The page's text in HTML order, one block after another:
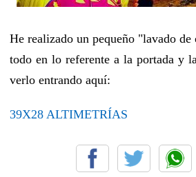
He realizado un pequeño "lavado de
todo en lo referente a la portada y
verlo entrando aquí:
39X28 ALTIMETRÍAS